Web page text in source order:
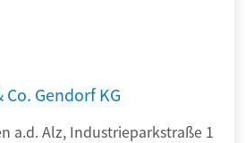
Gendorf KG
a.d. Alz, Industrieparkstraße 1